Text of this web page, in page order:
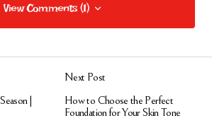
View Comments (1)
View Comments (1)
için:
bu-sezonun-en-populer-sac-
[…]
Trendleri: En Popüler Kesimler ve
|
Next Post
How to Choose the Perfect
Foundation for Your Skin Tone